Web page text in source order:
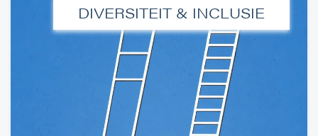
DIVERSITEIT & INCLUSIE